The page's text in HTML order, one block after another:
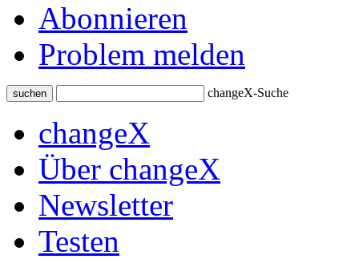
Abonnieren
Problem melden
suchen changeX-Suche
changeX
Über changeX
Newsletter
Testen